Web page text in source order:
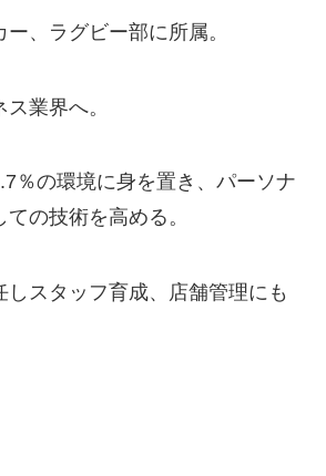
、ラグビー部に所属。
業界へ。
％の環境に身を置き、パーソナ
の技術を高める。
しスタッフ育成、店舗管理にも